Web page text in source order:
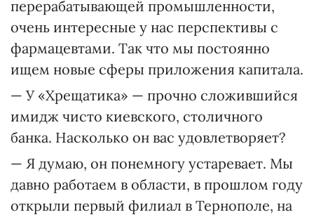
перерабатывающей промышленности,
очень интересные у нас перспективы с
фармацевтами. Так что мы постоянно
ищем новые сферы приложения капитала.
— У «Хрещатика» — прочно сложившийся
имидж чисто киевского, столичного
банка. Насколько он вас удовлетворяет?
— Я думаю, он понемногу устаревает. Мы
давно работаем в области, в прошлом году
открыли первый филиал в Тернополе, на